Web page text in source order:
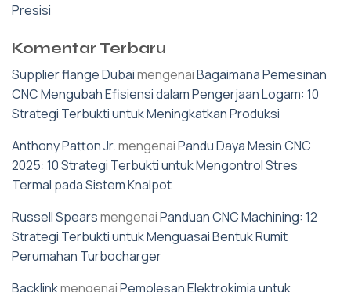
Presisi
Komentar Terbaru
Supplier flange DubaimengenaiBagaimana Pemesinan
CNC Mengubah Efisiensi dalam Pengerjaan Logam: 10
Strategi Terbukti untuk Meningkatkan Produksi
Anthony Patton Jr.mengenaiPandu Daya Mesin CNC
2025: 10 Strategi Terbukti untuk Mengontrol Stres
Termal pada Sistem Knalpot
Russell SpearsmengenaiPanduan CNC Machining: 12
Strategi Terbukti untuk Menguasai Bentuk Rumit
Perumahan Turbocharger
BacklinkmengenaiPemolesan Elektrokimia untuk